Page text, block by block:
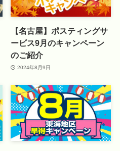
【名古屋】ポスティングサ
ービス9月のキャンペーン
のご紹介
2024年8月9日